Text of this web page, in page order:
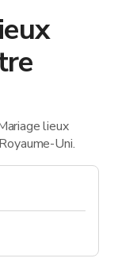
lieux
Uni.